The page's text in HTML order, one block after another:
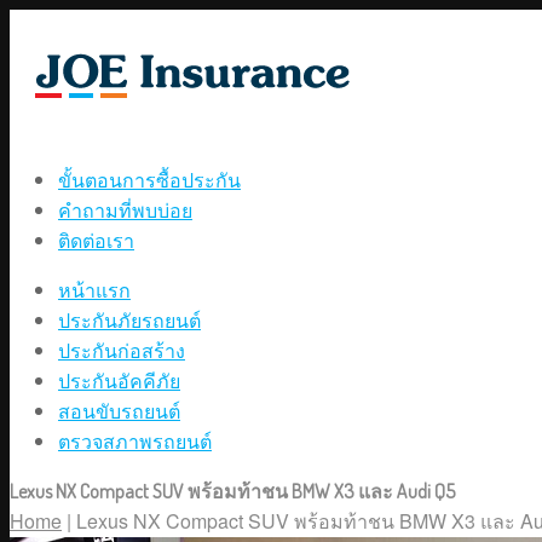
ขั้นตอนการซื้อประกัน
คำถามที่พบบ่อย
ติดต่อเรา
หน้าแรก
ประกันภัยรถยนต์
ประกันก่อสร้าง
ประกันอัคคีภัย
สอนขับรถยนต์
ตรวจสภาพรถยนต์
Lexus NX Compact SUV พร้อมท้าชน BMW X3 และ Audi Q5
Home | Lexus NX Compact SUV พร้อมท้าชน BMW X3 และ